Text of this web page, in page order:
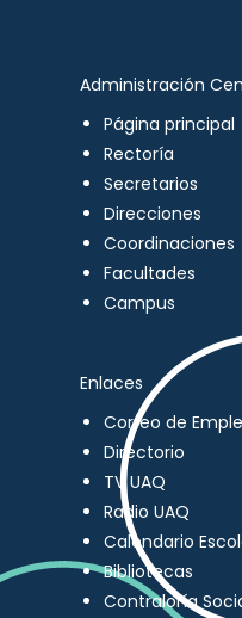
Administración
Página principal
Rectoría
Secretarios
Direcciones
Coordinaciones
Facultades
Campus
Enlaces
Correo de
Directorio
TV UAQ
Radio UAQ
Calendario
Bibliotecas
Contraloría